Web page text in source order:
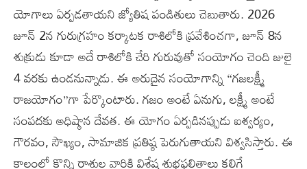
యోగాలు ఏర్పడతాయని జ్యోతిష పండితులు చెబుతారు. 2026
జూన్ 2న గురుగ్రహం కర్కాటక రాశిలోకి ప్రవేశించగా, జూన్ 8న
శుక్రుడు కూడా అదే రాశిలోకి చేరి గురువుతో సంయోగం చెంది జులై
4 వరకు ఉండనున్నాడు. ఈ అరుదైన సంయోగాన్ని “గజలక్ష్మీ
రాజయోగం”గా పేర్కొంటారు. గజం అంటే ఏనుగు, లక్ష్మీ అంటే
సంపదకు అధిష్ఠాన దేవత. ఈ యోగం ఏర్పడినప్పుడు ఐశ్వర్యం,
గౌరవం, సౌఖ్యం, సామాజిక ప్రతిష్ఠ పెరుగుతాయని విశ్వసిస్తారు. ఈ
కాలంలో కొన్ని రాశుల వారికి విశేష శుభఫలితాలు కలిగే